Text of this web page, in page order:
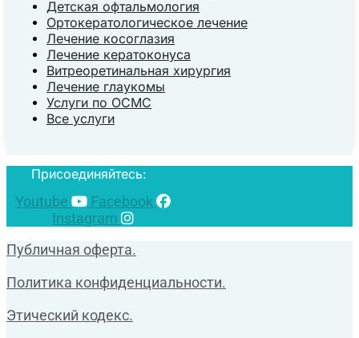
Детская офтальмология
Ортокератологическое лечение
Лечение косоглазия
Лечение кератоконуса
Витреоретинальная хирургия
Лечение глаукомы
Услуги по ОСМС
Все услуги
Присоединяйтесь:
Youtube
Facebook
Instagram
Публичная оферта.
Политика конфиденциальности.
Этический кодекс.